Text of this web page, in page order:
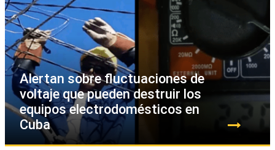
Alertan sobre fluctuaciones de
voltaje que pueden destruir los
equipos electrodomésticos en
Cuba